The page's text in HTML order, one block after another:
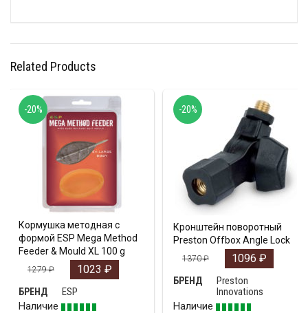
Related Products
Кормушка методная с
формой ESP Mega Method
Feeder & Mould XL 100 g
1279₽ 1023 ₽
БРЕНД
ESP
Наличие
-20%
Кронштейн поворотный
Preston Offbox Angle Lock
1370₽ 1096 ₽
БРЕНД
Preston
Innovations
Наличие
-20%